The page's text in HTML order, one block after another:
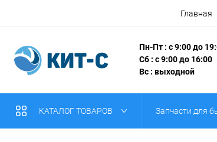
Главная
Пн-Пт : с 9:00 до
Сб : с 9:00 до 16:00
Вс : выходной
КАТАЛОГ ТОВАРОВ Запчасти для